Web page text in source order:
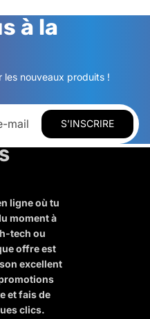
à la
les nouveaux produits !
S’INSCRIRE
ligne où tu
moment à
tech ou
offre est
excellent
et fais de
clics.